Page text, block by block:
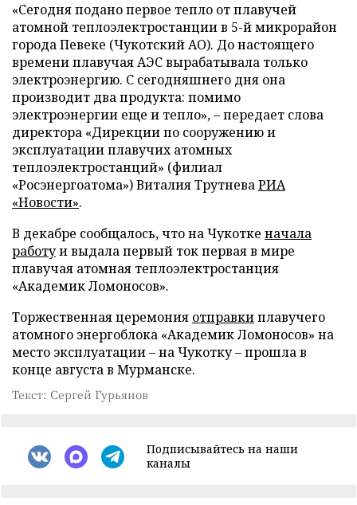
«Сегодня подано первое тепло от плавучей
атомной теплоэлектростанции в 5-й микрорайон
города Певеке (Чукотский АО). До настоящего
времени плавучая АЭС вырабатывала только
электроэнергию. С сегодняшнего дня она
производит два продукта: помимо
электроэнергии еще и тепло», – передает слова
директора «Дирекции по сооружению и
эксплуатации плавучих атомных
теплоэлектростанций» (филиал
«Росэнергоатома») Виталия ТрутневаРИА
«Новости».
В декабре сообщалось, что на Чукотке начала
работуи выдала первый ток первая в мире
плавучая атомная теплоэлектростанция
«Академик Ломоносов».
Торжественная церемония отправкиплавучего
атомного энергоблока «Академик Ломоносов» на
место эксплуатации – на Чукотку – прошла в
конце августа в Мурманске.
Текст: Сергей Гурьянов
Подписывайтесь на наши
каналы